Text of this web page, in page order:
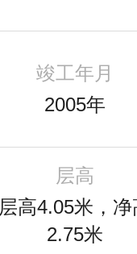
竣工年月
2005年
层高
层高4.05米，净
2.75米